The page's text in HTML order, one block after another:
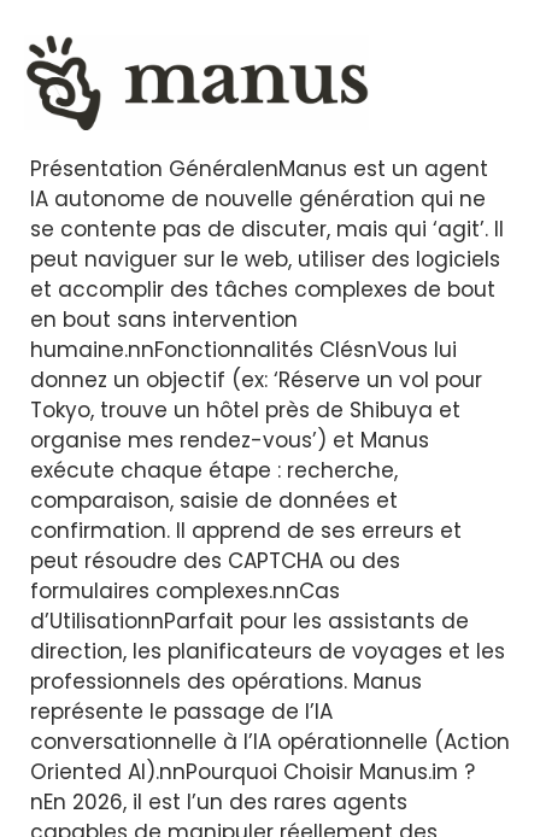
Présentation GénéralenManus est un agent
IA autonome de nouvelle génération qui ne
se contente pas de discuter, mais qui ‘agit’. Il
peut naviguer sur le web, utiliser des logiciels
et accomplir des tâches complexes de bout
en bout sans intervention
humaine.nnFonctionnalités ClésnVous lui
donnez un objectif (ex: ‘Réserve un vol pour
Tokyo, trouve un hôtel près de Shibuya et
organise mes rendez-vous’) et Manus
exécute chaque étape : recherche,
comparaison, saisie de données et
confirmation. Il apprend de ses erreurs et
peut résoudre des CAPTCHA ou des
formulaires complexes.nnCas
d’UtilisationnParfait pour les assistants de
direction, les planificateurs de voyages et les
professionnels des opérations. Manus
représente le passage de l’IA
conversationnelle à l’IA opérationnelle (Action
Oriented AI).nnPourquoi Choisir Manus.im ?
nEn 2026, il est l’un des rares agents